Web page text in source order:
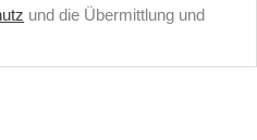
und die Übermittlung und